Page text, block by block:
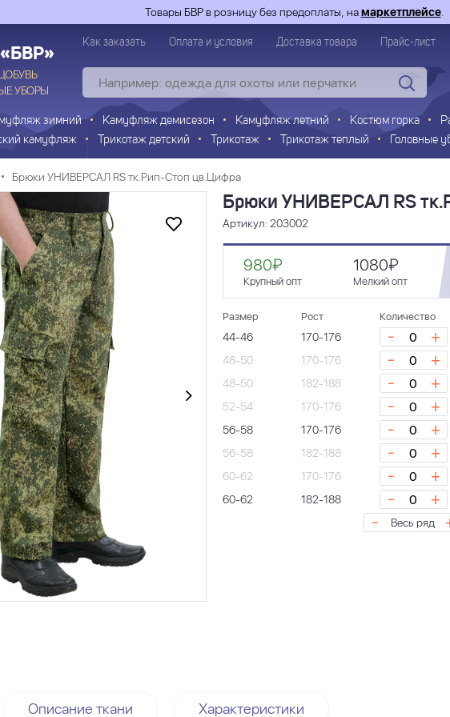
Товары БВР в розницу без предоплаты, намаркетплейсе.
УБОРЫ
Как заказать Оплата и условия Доставка товара Прайс-лист
зимний Камуфляж демисезон Камуфляж летний Костюм горка
камуфляж
Трикотаж детский Трикотаж Трикотаж теплый Головные
Брюки УНИВЕРСАЛ RS тк.Рип-Стоп цв.Цифра
Брюки УНИВЕРСАЛ RS
Артикул: 203002
980₽
Крупный опт
1080₽
Мелкий опт
Размер Рост Количество
44-46 170-176 - +
48-50
170-176 - +
48-50
182-188 - +
52-54
170-176 - +
56-58
170-176 - +
56-58
182-188 - +
60-62
170-176 - +
60-62
182-188 - +
- Весь ряд
Описание ткани Характеристики